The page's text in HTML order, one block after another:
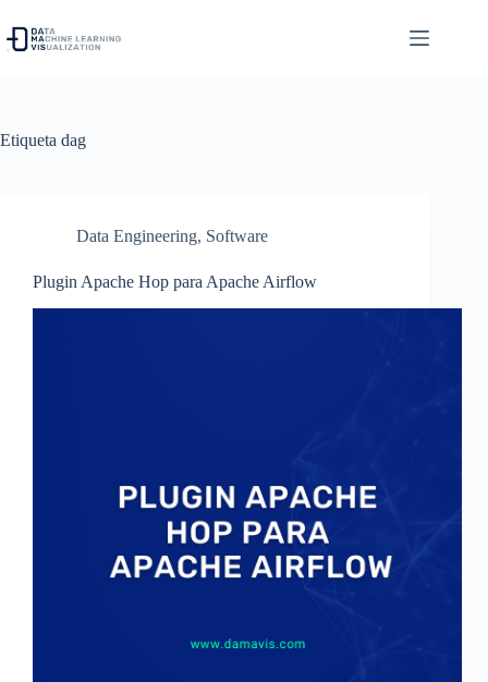
contenido
Etiqueta dag
Data Engineering, Software
Plugin Apache Hop para Apache Airflow